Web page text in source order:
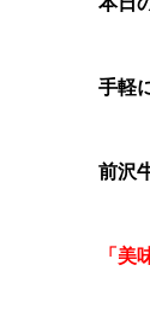
手軽
前沢
「美